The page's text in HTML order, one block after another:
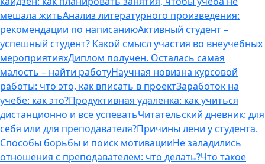
мешала житьАнализ литературного произведения:
рекомендации по написаниюАктивный студент –
успешный студент? Какой смысл участия во внеучебных
мероприятияхДиплом получен. Осталась самая
малость – найти работуНаучная новизна курсовой
работы: что это, как вписать в проектЗаработок на
учебе: как это?Продуктивная удаленка: как учиться
дистанционно и все успеватьЧитательский дневник: для
себя или для преподавателя?Причины лени у студента.
Способы борьбы и поиск мотивацииНе заладились
отношения с преподавателем: что делать?Что такое